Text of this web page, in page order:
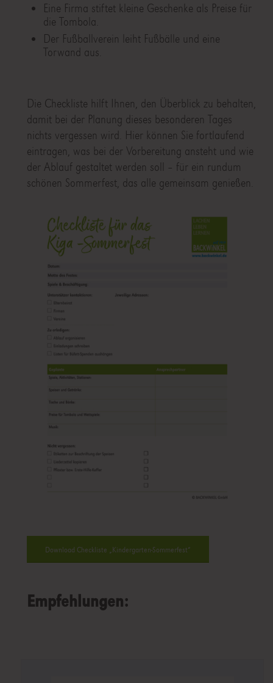
Eine Firma stiftet kleine Geschenke als Preise für
die Tombola.
Der Fußballverein leiht Fußbälle und eine
Torwand aus.
Die Checkliste hilft Ihnen, den Überblick zu behalten,
damit bei der Planung dieses besonderen Tages
nichts vergessen wird. Hier können Sie fortlaufend
eintragen, was bei der Vorbereitung ansteht und wie
der Ablauf gestaltet werden soll – für ein rundum
schönen Sommerfest, das alle gemeinsam genießen.
Download Checkliste „Kindergarten-Sommerfest“
Empfehlungen: